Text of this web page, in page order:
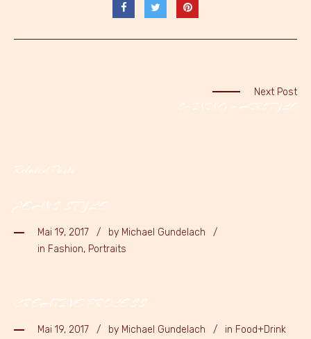
Next Post
SHINING HAIRSTYLE
Related Posts
JEANS STYLE
Mai 19, 2017 by Michael Gundelach
in Fashion, Portraits
CREATIVE PROCESS
Mai 19, 2017 by Michael Gundelach in Food+Drink